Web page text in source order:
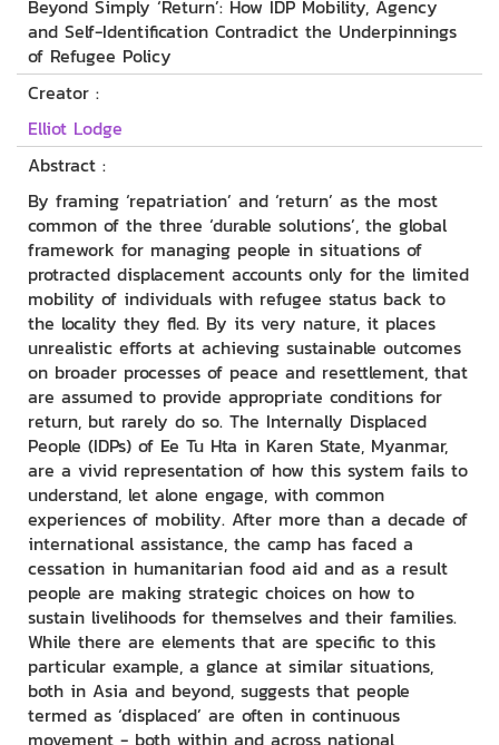
Beyond Simply ‘Return’: How IDP Mobility, Agency
and Self-Identification Contradict the Underpinnings
of Refugee Policy
Creator :
Elliot Lodge
Abstract :
By framing ‘repatriation’ and ‘return’ as the most
common of the three ‘durable solutions’, the global
framework for managing people in situations of
protracted displacement accounts only for the limited
mobility of individuals with refugee status back to
the locality they fled. By its very nature, it places
unrealistic efforts at achieving sustainable outcomes
on broader processes of peace and resettlement, that
are assumed to provide appropriate conditions for
return, but rarely do so. The Internally Displaced
People (IDPs) of Ee Tu Hta in Karen State, Myanmar,
are a vivid representation of how this system fails to
understand, let alone engage, with common
experiences of mobility. After more than a decade of
international assistance, the camp has faced a
cessation in humanitarian food aid and as a result
people are making strategic choices on how to
sustain livelihoods for themselves and their families.
While there are elements that are specific to this
particular example, a glance at similar situations,
both in Asia and beyond, suggests that people
termed as ‘displaced’ are often in continuous
movement - both within and across national